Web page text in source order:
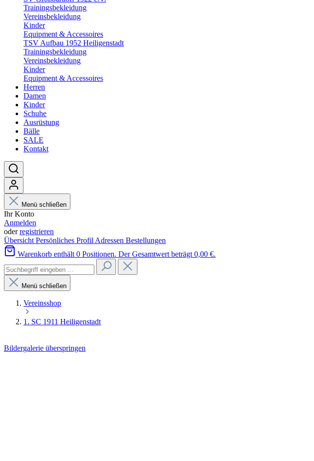
Trainingsbekleidung
Vereinsbekleidung
Kinder
Equipment & Accessoires
TSV Aufbau 1952 Heiligenstadt
Trainingsbekleidung
Vereinsbekleidung
Kinder
Equipment & Accessoires
Herren
Damen
Kinder
Schuhe
Ausrüstung
Bälle
SALE
Kontakt
Menü schließen
Ihr Konto
Anmelden
oderregistrieren
Übersicht Persönliches Profil Adressen Bestellungen
Warenkorb enthält 0 Positionen. Der Gesamtwert beträgt 0,00 €.
Menü schließen
Vereinsshop
1. SC 1911 Heiligenstadt
Bildergalerie überspringen